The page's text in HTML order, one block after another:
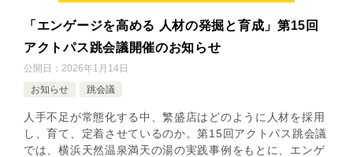
「エンゲージを高める 人材の発掘と育成」第15回
アクトパス跳会議開催のお知らせ
公開日： 2026年1月14日
お知らせ
跳会議
人手不足が常態化する中、繁盛店はどのように人材を採用
し、育て、定着させているのか。第15回アクトパス跳会議
では、横浜天然温泉満天の湯の実践事例をもとに、エンゲ